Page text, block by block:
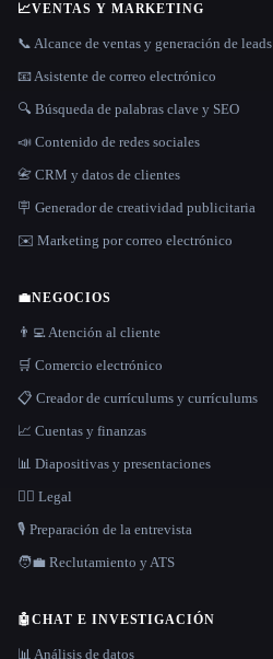
📈VENTAS Y MARKETING
📞 Alcance de ventas y generación de leads
📧 Asistente de correo electrónico
🔍 Búsqueda de palabras clave y SEO
📣 Contenido de redes sociales
📇 CRM y datos de clientes
🪧 Generador de creatividad publicitaria
✉️ Marketing por correo electrónico
💼NEGOCIOS
👨‍💻 Atención al cliente
🛒 Comercio electrónico
📋 Creador de currículums y currículums
📈 Cuentas y finanzas
📊 Diapositivas y presentaciones
👩‍⚖️ Legal
🎙️ Preparación de la entrevista
🧑‍💼 Reclutamiento y ATS
🤖CHAT E INVESTIGACIÓN
📊 Análisis de datos